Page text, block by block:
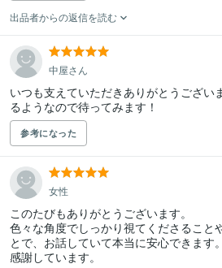
出品者からの返信を読む
中屋さん
いつも支えていただきありがとうござい
るようなので待ってみます！
参考になった
女性
このたびもありがとうございます。
色々な角度でしっかり視てくださること
とで、お話していて本当に安心できます。
感謝しています。